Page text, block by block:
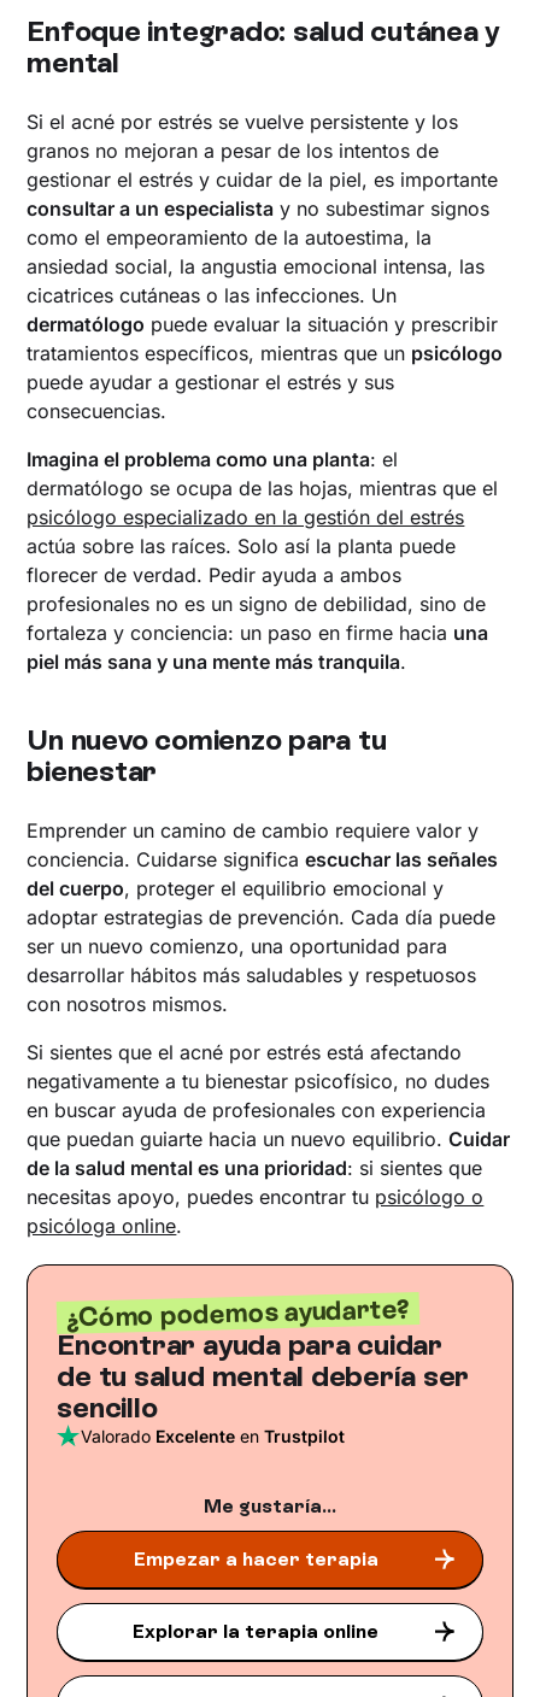
Enfoque integrado: salud cutánea y
mental
Si el acné por estrés se vuelve persistente y los
granos no mejoran a pesar de los intentos de
gestionar el estrés y cuidar de la piel, es importante
consultar a un especialista y no subestimar signos
como el empeoramiento de la autoestima, la
ansiedad social, la angustia emocional intensa, las
cicatrices cutáneas o las infecciones. Un
dermatólogo puede evaluar la situación y prescribir
tratamientos específicos, mientras que un psicólogo
puede ayudar a gestionar el estrés y sus
consecuencias.
Imagina el problema como una planta: el
dermatólogo se ocupa de las hojas, mientras que el
psicólogo especializado en la gestión del estrés
actúa sobre las raíces. Solo así la planta puede
florecer de verdad. Pedir ayuda a ambos
profesionales no es un signo de debilidad, sino de
fortaleza y conciencia: un paso en firme hacia una
piel más sana y una mente más tranquila.
Un nuevo comienzo para tu
bienestar
Emprender un camino de cambio requiere valor y
conciencia. Cuidarse significaescuchar las señales
del cuerpo, proteger el equilibrio emocional y
adoptar estrategias de prevención. Cada día puede
ser un nuevo comienzo, una oportunidad para
desarrollar hábitos más saludables y respetuosos
con nosotros mismos.
Si sientes que el acné por estrés está afectando
negativamente a tu bienestar psicofísico, no dudes
en buscar ayuda de profesionales con experiencia
que puedan guiarte hacia un nuevo equilibrio.Cuidar
de la salud mental es una prioridad: si sientes que
necesitas apoyo, puedes encontrar tu psicólogo o
psicóloga online.
¿Cómo podemos ayudarte?
Encontrar ayuda para cuidar
de tu salud mental debería ser
sencillo
Valorado Excelente enTrustpilot
Me gustaría...
Empezar a hacer terapia
Explorar la terapia online